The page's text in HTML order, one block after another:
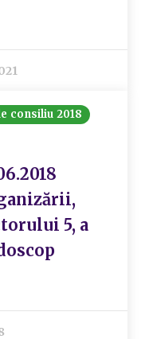
consiliu 2018
5, a